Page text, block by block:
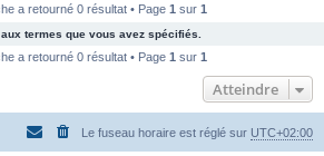
c
e
a retourné 0 résultat • Page 1 sur 1
termes que vous avez spécifiés.
a retourné 0 résultat • Page 1 sur 1
Atteindre
Le fuseau horaire est réglé sur UTC+02:00